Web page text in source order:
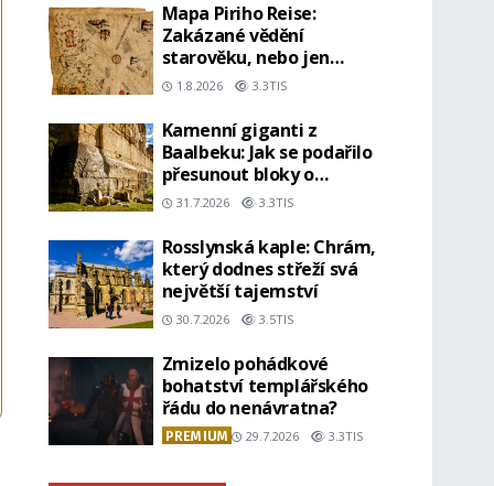
Mapa Piriho Reise:
Zakázané vědění
starověku, nebo jen
geniální práce
1.8.2026 3.3TIS
Kamenní giganti z
Baalbeku: Jak se podařilo
přesunout bloky o
hmotnosti stovek tun?
31.7.2026 3.3TIS
Rosslynská kaple: Chrám,
který dodnes střeží svá
největší tajemství
30.7.2026 3.5TIS
Zmizelo pohádkové
bohatství templářského
řádu do nenávratna?
PREMIUM 29.7.2026 3.3TIS